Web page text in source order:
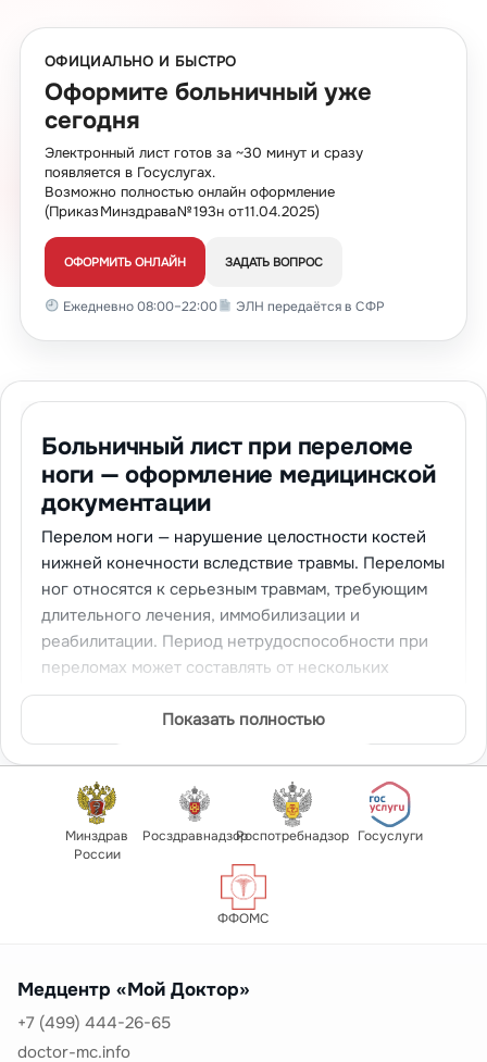
ОФИЦИАЛЬНО И БЫСТРО
Оформите больничный уже
сегодня
Электронный лист готов за ~30 минут и сразу
появляется в Госуслугах.
Возможно полностью онлайн оформление
(Приказ Минздрава № 193н от 11.04.2025)
ОФОРМИТЬ ОНЛАЙН ЗАДАТЬ ВОПРОС
Ежедневно 08:00–22:00 ЭЛН передаётся в СФР
Больничный лист при переломе
ноги — оформление медицинской
документации
Перелом ноги — нарушение целостности костей
нижней конечности вследствие травмы. Переломы
ног относятся к серьезным травмам, требующим
длительного лечения, иммобилизации и
реабилитации. Период нетрудоспособности при
переломах может составлять от нескольких
недель до нескольких месяцев в зависимости от
локализации и тяжести повреждения. Мы
предлагаем
купить больничный при переломе
ногис соблюдением всех требований
законодательства.
Больничный лист при переломе ногиоформляется
травматологом после рентгенологического
подтверждения диагноза, наложения гипсовой
повязки или проведения операции. Сроки
метода лечения, характера трудовой
деятельности пациента.
Виды переломов костей нижних
Показать полностью
Минздрав
России
РосздравнадзорРоспотребнадзор Госуслуги
ФФОМС
Медцентр «Мой Доктор»
+7 (499) 444-26-65
doctor-mc.info